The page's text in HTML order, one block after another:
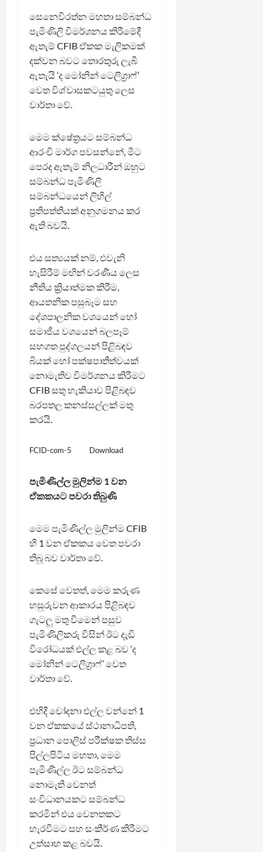
සෙනෙවිරත්න මහතා සම්බන්ධ
පැමිණිලි විමර්ශනය කිරීමේදී
ඇතැම් CFIB ඒකක මැලිකමක්
දක්වන බවට තොරතුරු ලැබී
ඇතැයි ‘ද මෝනින් ටෙලිග්‍රාෆ්’
වෙත විශ්වාසකටයුතු ලෙස
වාර්තා වේ.
මෙම ක්ෂේත්‍රයට සම්බන්ධ
ආරංචි මාර්ග පවසන්නේ, මීට
පෙරද ඇතැම් නිලධාරීන් ඔහුට
සම්බන්ධ පැමිණිලි
සම්බන්ධයෙන් ලිහිල්
ප්‍රතිපත්තියක් අනුගමනය කර
ඇති බවයි.
එය සත්‍යයක් නම්, එවැනි
හැසිරීම් මඟින් වරණීය ලෙස
නීතිය ක්‍රියාත්මක කිරීම,
ආයතනික පසුබෑම සහ
දේශපාලනික වශයෙන් හෝ
සමාජීය වශයෙන් බලපෑම්
සහගත පුද්ගලයන් පිළිබඳව
බියක් හෝ පක්ෂපාතීත්වයක්
නොමැතිව විමර්ශනය කිරීමට
CFIB සතු හැකියාව පිළිබඳව
බරපතල කනස්සල්ලක් මතු
කරයි.
FCID-com-5 Download
පැමිණිල්ල මුලින්ම 1 වන
ඒකකයට පවරා තිබුණි
මෙම පැමිණිල්ල මුලින්ම CFIB
හි 1 වන ඒකකය වෙත පවරා
තිබූ බව වාර්තා වේ.
කෙසේ වෙතත්, මෙම කරුණ
හසුරුවන ආකාරය පිළිබඳව
ගැටලු මතු වීමෙන් පසුව
පැමිණිලිකරු විසින් ඊට දැඩි
විරෝධයක් එල්ල කළ බව ‘ද
මෝනින් ටෙලිග්‍රාෆ්’ වෙත
වාර්තා වේ.
එහිදී චෝදනා එල්ල වන්නේ 1
වන ඒකකයේ ස්ථානාධිපති,
ප්‍රධාන පොලිස් පරීක්ෂක තිස්ස
පිල්ලපිටිය මහතා, මෙම
පැමිණිල්ල ඊට සම්බන්ධ
නොමැති වෙනත්
සංවිධානයකට සම්බන්ධ
කරමින් එය වෙනතකට
හැරවීමට සහ සංකීර්ණ කිරීමට
උත්සාහ කළ බවයි.